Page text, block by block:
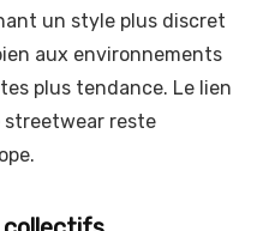
un style plus discret
aux environnements
plus tendance. Le lien
streetwear reste